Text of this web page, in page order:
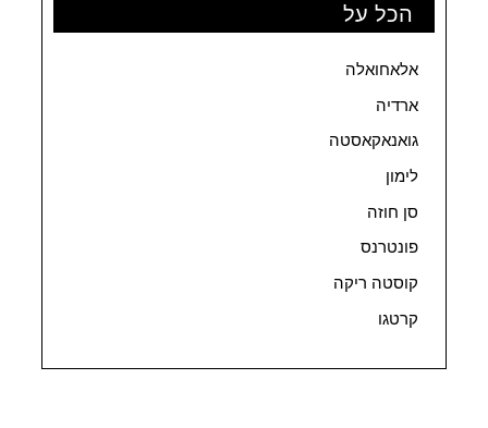
הכל על
אלאחואלה
ארדיה
גואנאקאסטה
לימון
סן חוזה
פונטרנס
קוסטה ריקה
קרטגו